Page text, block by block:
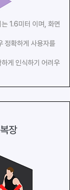
1.6미터 이며, 화면
정확하게 사용자를
게 인식하기 어려우
장